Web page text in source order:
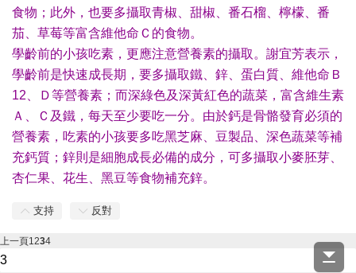
食物；此外，也要多攝取青椒、甜椒、番石榴、檸檬、番
茄、草莓等富含維他命Ｃ的食物。
學齡前的小孩吃素，更應注意營養素的攝取。謝宜芳表示，
學齡前是快速成長期，要多攝取鐵、鋅、蛋白質、維他命Ｂ
12、Ｄ等營養素；而深綠色及深黃紅色的蔬菜，富含維生素
Ａ、Ｃ及鐵，每天至少要吃一分。由於鈣是骨骼發育必須的
營養素，吃素的小孩要多吃黑芝麻、豆製品、深色蔬菜等補
充鈣質；鋅則是細胞成長必備的成分，可多攝取小麥胚芽、
杏仁果、花生、黑豆等食物補充鋅。
支持 反對
上一頁1234